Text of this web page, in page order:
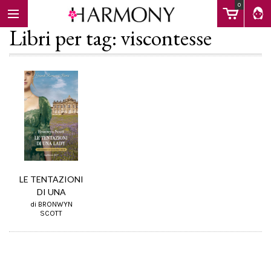
0
EBOOK
Libri per tag: viscontesse
LE TENTAZIONI
DI UNA
di BRONWYN
SCOTT